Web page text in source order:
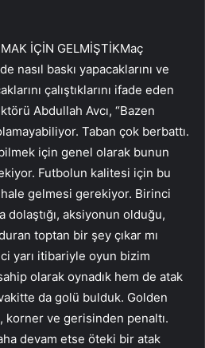
İÇİN GELMİŞTİKMaç
nasıl baskı yapacaklarını ve
çalıştıklarını ifade eden
Abdullah Avcı, “Bazen
olamayabiliyor. Taban çok berbattı.
için genel olarak bunun
Futbolun kalitesi için bu
gelmesi gerekiyor. Birinci
dolaştığı, aksiyonun olduğu,
toptan bir şey çıkar mı
yarı itibariyle oyun bizim
olarak oynadık hem de atak
vakitte da golü bulduk. Golden
korner ve gerisinden penaltı.
devam etse öteki bir atak